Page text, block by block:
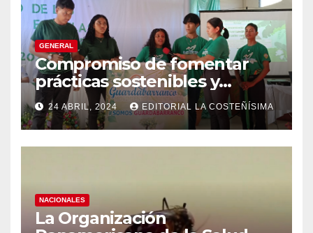
GENERAL
Compromiso de fomentar
prácticas sostenibles y
conciencia ecológica en las
instituciones educativas
24 ABRIL, 2024 EDITORIAL LA COSTEÑÍSIMA
NACIONALES
La Organización